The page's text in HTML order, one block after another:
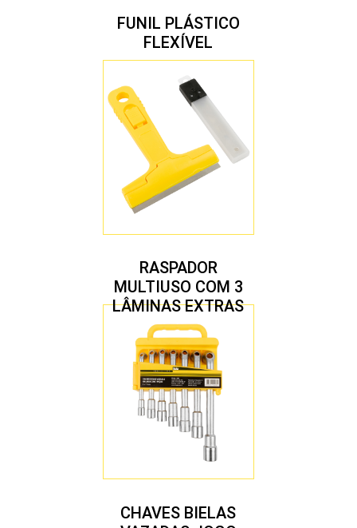
FUNIL PLÁSTICO
FLEXÍVEL
RASPADOR
MULTIUSO COM 3
LÂMINAS EXTRAS
CHAVES BIELAS